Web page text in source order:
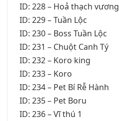
ID: 228 – Hoả thạch vương
ID: 229 – Tuần Lộc
ID: 230 – Boss Tuần Lộc
ID: 231 – Chuột Canh Tý
ID: 232 – Koro king
ID: 233 – Koro
ID: 234 – Pet Bí Rễ Hành
ID: 235 – Pet Boru
ID: 236 – Vĩ thú 1